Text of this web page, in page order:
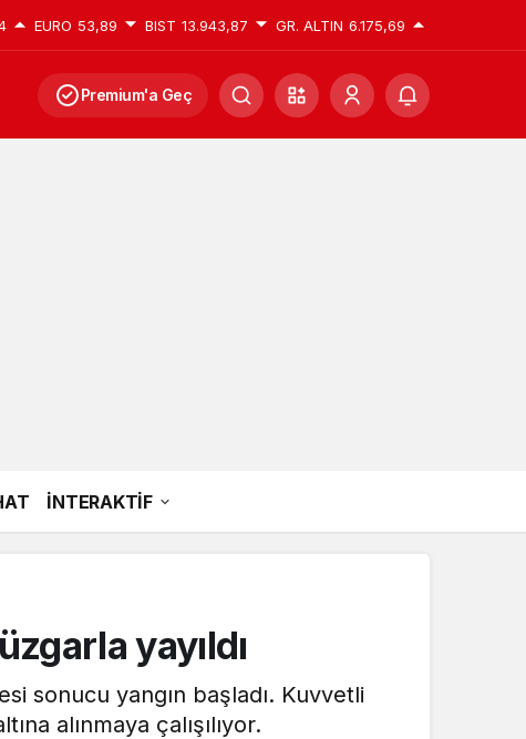
EURO 53,89 BIST 13.943,87 GR. ALTIN 6.175,69
Premium'a Geç
İNTERAKTİF
yayıldı
sonucu yangın başladı. Kuvvetli
alınmaya çalışılıyor.